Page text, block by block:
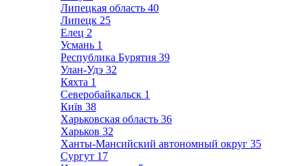
Липецкая область 40
Липецк 25
Елец 2
Усмань 1
Республика Бурятия 39
Улан-Удэ 32
Кяхта 1
Северобайкальск 1
Київ 38
Харьковская область 36
Харьков 32
Ханты-Мансийский автономный округ 35
Сургут 17